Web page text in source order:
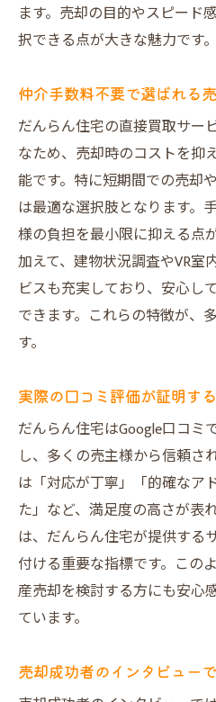
ます。売却の目的やスピード
択できる点が大きな魅力です。
仲介手数料不要で選ばれる
だんらん住宅の直接買取サー
なため、売却時のコストを抑
能です。特に短期間での売却
は最適な選択肢となります。
様の負担を最小限に抑える点
加えて、建物状況調査やVR室
ビスも充実しており、安心し
できます。これらの特徴が、
す。
実際の口コミ評価が証明す
だんらん住宅はGoogle口コミ
し、多くの売主様から信頼さ
は「対応が丁寧」「的確なア
た」など、満足度の高さが表
は、だんらん住宅が提供する
付ける重要な指標です。この
産売却を検討する方にも安心
ています。
売却成功者のインタビュー